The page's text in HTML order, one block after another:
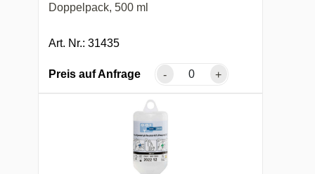
Doppelpack, 500 ml
Art. Nr.: 31435
Preis auf Anfrage - +